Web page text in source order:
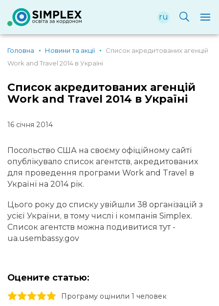
ru
Головна Новини та акції
Список акредитованих агенцій
Work and Travel 2014 в Україні
Список акредитованих агенцій
Work and Travel 2014 в Україні
16 січня 2014
Посольство США на своєму офіційному сайті
опублікувало список агентств, акредитованих
для проведення програми Work and Travel в
Україні на 2014 рік.
Цього року до списку увійшли 38 організацій з
усієї України, в тому числі і компанія Simplex.
Список агентств можна подивитися тут -
ua.usembassy.gov
Оцените статью:
5 stars
4 stars
3 stars
2 stars
1 stars Програму оцінили 1 человек